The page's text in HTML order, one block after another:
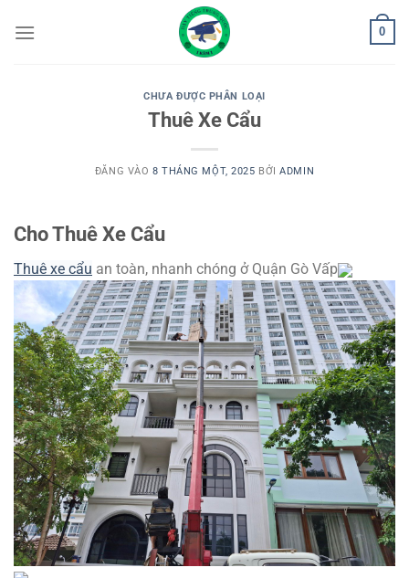
qua
0
CHƯA ĐƯỢC PHÂN LOẠI
Thuê Xe Cẩu
ĐĂNG VÀO 8 THÁNG MỘT, 2025 BỞIADMIN
Cho Thuê Xe Cẩu
Thuê xe cẩu an toàn, nhanh chóng ở Quận Gò Vấp